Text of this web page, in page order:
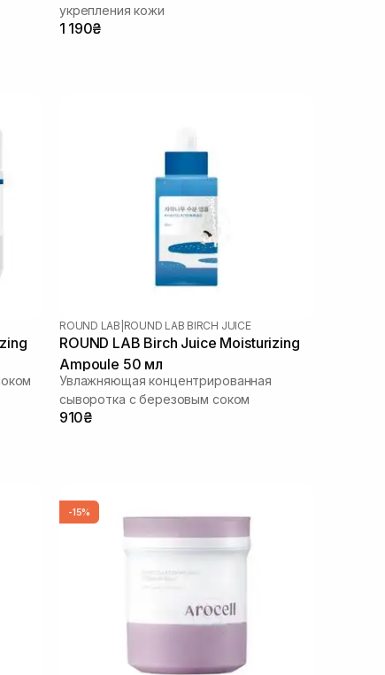
укрепления кожи
1 190₴
ROUND LAB ROUND LAB BIRCH JUICE
ROUND LAB Birch Juice Moisturizing
Ampoule 50 мл
Увлажняющая концентрированная
сыворотка с березовым соком
910₴
-15%